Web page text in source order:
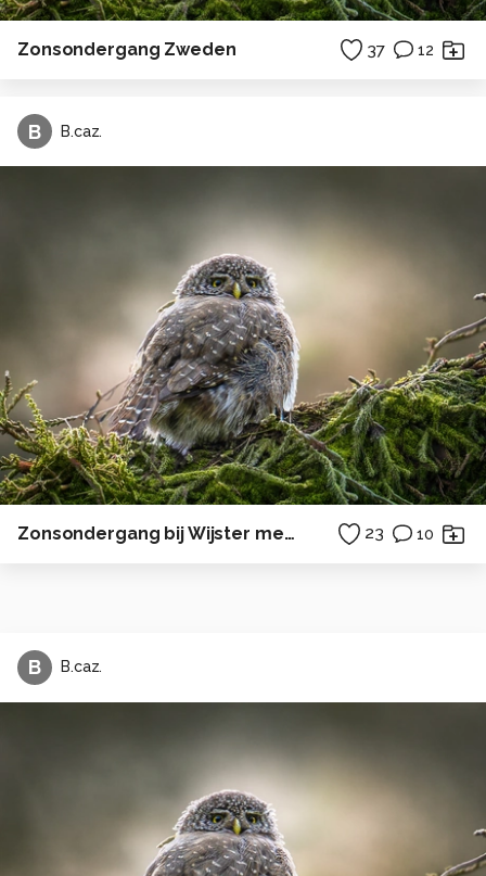
Zonsondergang Zweden 37 12
B B.caz.
Zonsondergang bij Wijster met opkomende bewolking. 23 10
B B.caz.